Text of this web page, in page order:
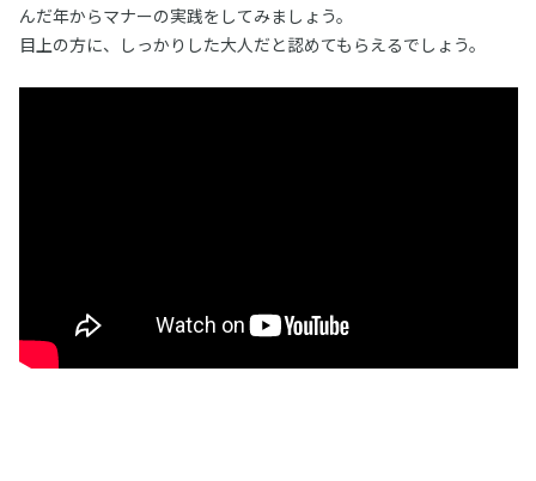
んだ年からマナーの実践をしてみましょう。
目上の方に、しっかりした大人だと認めてもらえるでしょう。